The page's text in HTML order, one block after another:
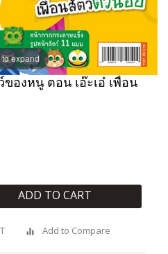
to expand
องหนู ตอน เอ๊ะเอ๋ เพื่อน
ADD TO CART
Add to Compare